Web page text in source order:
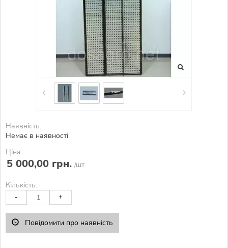
Наявність:
Немає в наявності
Ціна :
5 000,00 грн. /шт
Кількість:
- +
Повідомити про наявність